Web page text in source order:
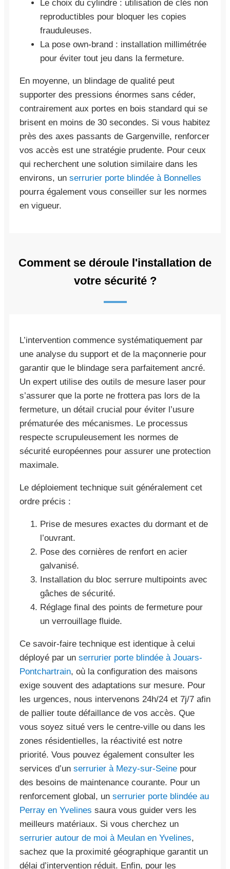
Le choix du cylindre : utilisation de clés non
reproductibles pour bloquer les copies
frauduleuses.
La pose own-brand : installation millimétrée
pour éviter tout jeu dans la fermeture.
En moyenne, un blindage de qualité peut
supporter des pressions énormes sans céder,
contrairement aux portes en bois standard qui se
brisent en moins de 30 secondes. Si vous habitez
près des axes passants de Gargenville, renforcer
vos accès est une stratégie prudente. Pour ceux
qui recherchent une solution similaire dans les
environs, un serrurier porte blindée à Bonnelles
pourra également vous conseiller sur les normes
en vigueur.
Comment se déroule l'installation de
votre sécurité ?
L’intervention commence systématiquement par
une analyse du support et de la maçonnerie pour
garantir que le blindage sera parfaitement ancré.
Un expert utilise des outils de mesure laser pour
s’assurer que la porte ne frottera pas lors de la
fermeture, un détail crucial pour éviter l’usure
prématurée des mécanismes. Le processus
respecte scrupuleusement les normes de
sécurité européennes pour assurer une protection
maximale.
Le déploiement technique suit généralement cet
ordre précis :
Prise de mesures exactes du dormant et de
l’ouvrant.
Pose des cornières de renfort en acier
galvanisé.
Installation du bloc serrure multipoints avec
gâches de sécurité.
Réglage final des points de fermeture pour
un verrouillage fluide.
Ce savoir-faire technique est identique à celui
déployé par un serrurier porte blindée à Jouars-
Pontchartrain, où la configuration des maisons
exige souvent des adaptations sur mesure. Pour
les urgences, nous intervenons 24h/24 et 7j/7 afin
de pallier toute défaillance de vos accès. Que
vous soyez situé vers le centre-ville ou dans les
zones résidentielles, la réactivité est notre
priorité. Vous pouvez également consulter les
services d’un serrurier à Mezy-sur-Seine pour
des besoins de maintenance courante. Pour un
renforcement global, un serrurier porte blindée au
Perray en Yvelines saura vous guider vers les
meilleurs matériaux. Si vous cherchez un
serrurier autour de moi à Meulan en Yvelines,
sachez que la proximité géographique garantit un
délai d’intervention réduit. Enfin, pour les